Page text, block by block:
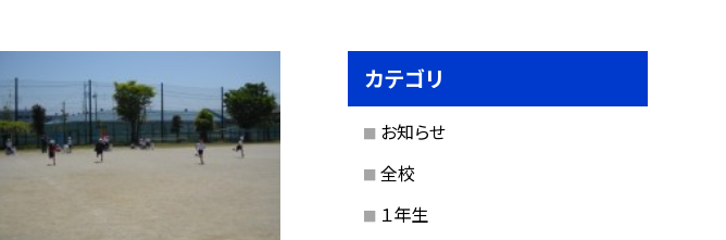
カテゴリ
お知らせ
全校
１年生